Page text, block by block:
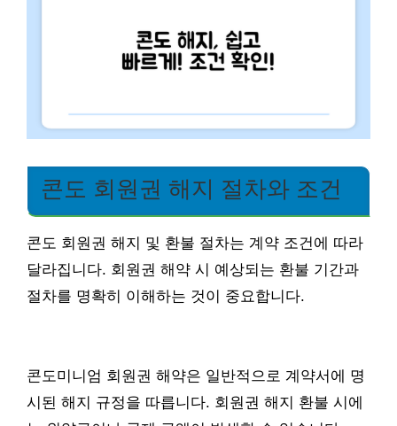
콘도 회원권 해지 절차와 조건
콘도 회원권 해지 및 환불 절차는 계약 조건에 따라
달라집니다. 회원권 해약 시 예상되는 환불 기간과
절차를 명확히 이해하는 것이 중요합니다.
콘도미니엄 회원권 해약은 일반적으로 계약서에 명
시된 해지 규정을 따릅니다. 회원권 해지 환불 시에